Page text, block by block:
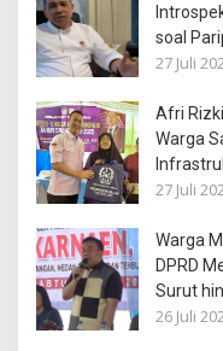
soal
27 Juli
Afri
Warga
27 Juli
Warga
DPRD
Surut
26 Juli